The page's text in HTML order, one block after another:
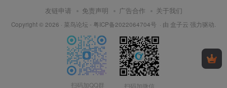
友链申请 免责声明 广告合作 关于我们
Copyright © 2026 · 菜鸟论坛 - 粤ICP备2022064704号 · 由 盒子云 强力驱动.
扫码加QQ群 扫码加微信